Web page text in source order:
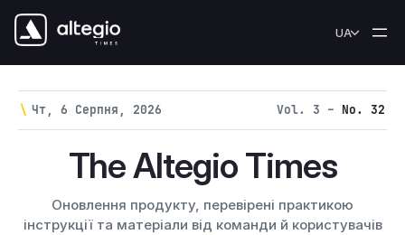
Перейти до вмісту
UA
\ Чт, 6 Серпня, 2026 Vol. 3 – No. 32
The Altegio Times
Оновлення продукту, перевірені практикою
інструкції та матеріали від команди й користувачів